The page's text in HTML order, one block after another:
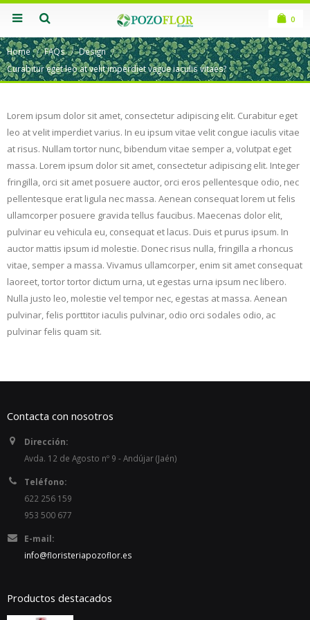
0
Home FAQs
Design
Curabitur eget leo at velit imperdiet vague iaculis vitaes?
Lorem ipsum dolor sit amet, consectetur adipiscing elit. Curabitur eget
leo at velit imperdiet varius. In eu ipsum vitae velit congue iaculis vitae
at risus. Nullam tortor nunc, bibendum vitae semper a, volutpat eget
massa. Lorem ipsum dolor sit amet, consectetur adipiscing elit. Integer
fringilla, orci sit amet posuere auctor, orci eros pellentesque odio, nec
pellentesque erat ligula nec massa. Aenean consequat lorem ut felis
ullamcorper posuere gravida tellus faucibus. Maecenas dolor elit,
pulvinar eu vehicula eu, consequat et lacus. Duis et purus ipsum. In
auctor mattis ipsum id molestie. Donec risus nulla, fringilla a rhoncus
vitae, semper a massa. Vivamus ullamcorper, enim sit amet consequat
laoreet, tortor tortor dictum urna, ut egestas urna ipsum nec libero.
Nulla justo leo, molestie vel tempor nec, egestas at massa. Aenean
pulvinar, felis porttitor iaculis pulvinar, odio orci sodales odio, ac
pulvinar felis quam sit.
Contacta con nosotros
Dirección:
Avda. 12 de Agosto nº 9 - Andújar (Jaén)
Teléfono:
622 256 159
953 500 677
E-mail:
info@floristeriapozoflor.es
Productos destacados